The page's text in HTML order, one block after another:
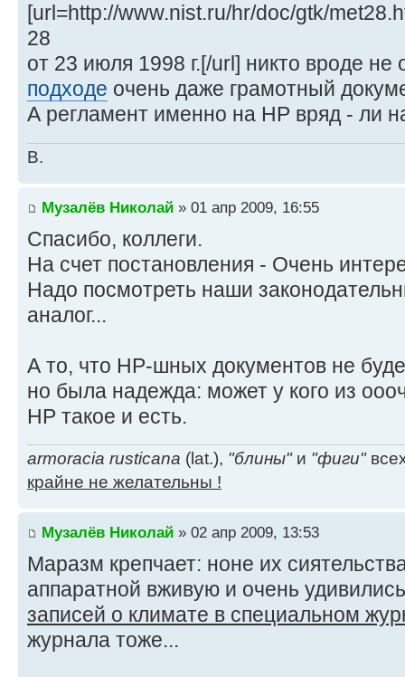
[url=http://www.nist.ru/hr/doc/gtk/
28
от 23 июля 1998 г.[/url] никто вроде
подходе очень даже грамотный
А регламент именно на HP вряд - ли
В.
Музалёв Николай » 01 апр 2009, 16:55
Спасибо, коллеги.
На счет постановления - Очень
Надо посмотреть наши
аналог...
А то, что НР-шных документов не
но была надежда: может у кого из
НР такое и есть.
armoracia rusticana (lat.), "блины"и "фиги"
крайне не желательны !
Музалёв Николай » 02 апр 2009, 13:53
Маразм крепчает: ноне их
аппаратной вживую и очень
записей о климате в специальном
журнала тоже...